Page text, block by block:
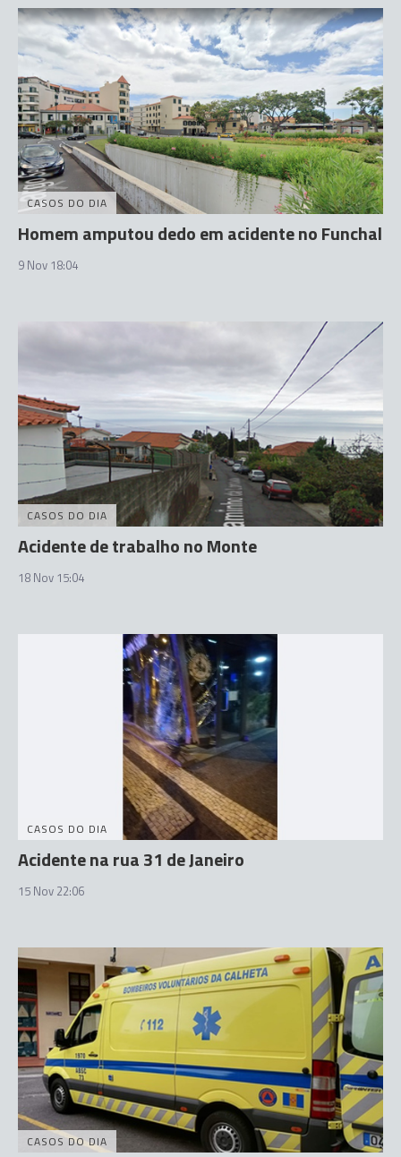
CASOS DO DIA
Homem amputou dedo em acidente no Funchal
9 Nov 18:04
CASOS DO DIA
Acidente de trabalho no Monte
18 Nov 15:04
CASOS DO DIA
Acidente na rua 31 de Janeiro
15 Nov 22:06
CASOS DO DIA